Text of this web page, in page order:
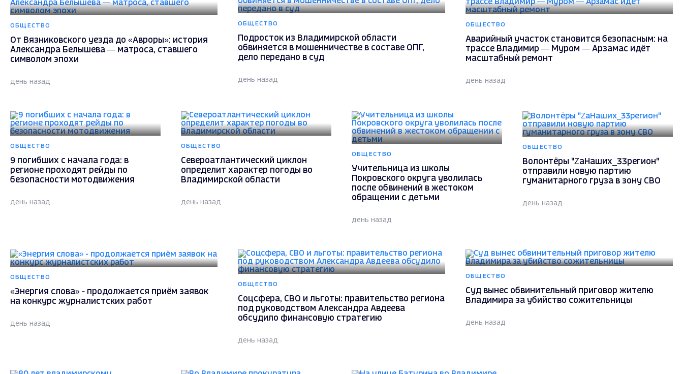
ОБЩЕСТВО
От Вязниковского уезда до «Авроры»: история
Александра Белышева — матроса, ставшего
символом эпохи
день назад
ОБЩЕСТВО
Подросток из Владимирской области
обвиняется в мошенничестве в составе ОПГ,
дело передано в суд
день назад
ОБЩЕСТВО
Аварийный участок становится безопасным: на
трассе Владимир — Муром — Арзамас идёт
масштабный ремонт
день назад
ОБЩЕСТВО
9 погибших с начала года: в
регионе проходят рейды по
безопасности мотодвижения
день назад
ОБЩЕСТВО
Североатлантический циклон
определит характер погоды во
Владимирской области
день назад
ОБЩЕСТВО
Учительница из школы
Покровского округа уволилась
после обвинений в жестоком
обращении с детьми
день назад
ОБЩЕСТВО
Волонтёры "ZаНаших_33регион"
отправили новую партию
гуманитарного груза в зону СВО
день назад
ОБЩЕСТВО
«Энергия слова» - продолжается приём заявок
на конкурс журналистских работ
день назад
ОБЩЕСТВО
Соцсфера, СВО и льготы: правительство региона
под руководством Александра Авдеева
обсудило финансовую стратегию
день назад
ОБЩЕСТВО
Суд вынес обвинительный приговор жителю
Владимира за убийство сожительницы
день назад